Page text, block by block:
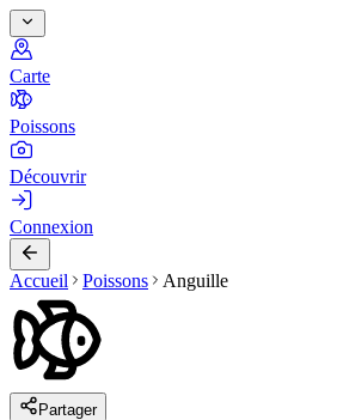
Carte
Poissons
Découvrir
Connexion
Accueil Poissons Anguille
Partager